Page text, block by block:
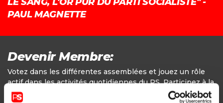
PAUL MAGNETTE
Devenir Membre:
Votez dans les différentes assemblées et jouez un rôle
actif dans les activités quotidiennes du PS. Participez à la
définition des positions politiques.